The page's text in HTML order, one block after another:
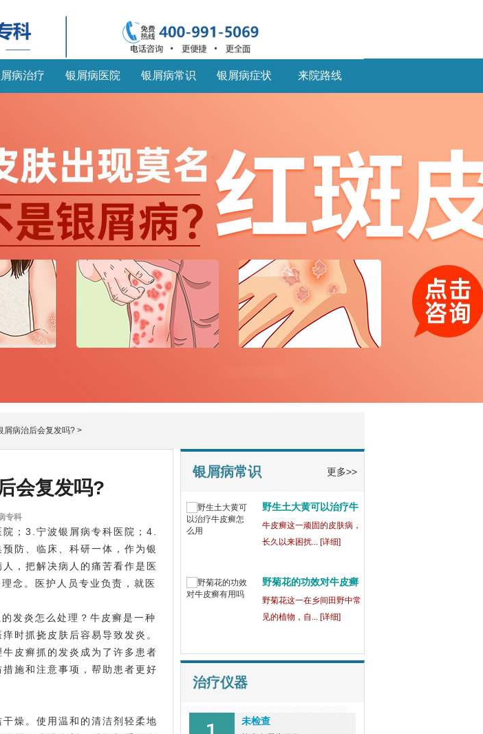
病治疗 银屑病医院 银屑病常识 银屑病症状 来院路线
屑病治后会复发吗? >
会复发吗?
专科
；3.宁波银屑病专科医院；4.
防、临床、科研一体，作为银
，把解决病人的痛苦看作是医
念。医护人员专业负责，就医
发炎怎么处理？牛皮癣是一种
时抓挠皮肤后容易导致发炎。
皮癣抓的发炎成为了许多患者
施和注意事项，帮助患者更好
燥。使用温和的清洁剂轻柔地
银屑病常识 更多>>
宁波鄞州博润银屑病正
在宁波鄞州，宁波鄞州博润
银屑病（又称... [详细]
银屑病为什么吃药还会
银屑病这一复杂的皮肤病，
常常让患者们... [详细]
野生土大黄可以治疗牛
皮
治疗仪器
未检查